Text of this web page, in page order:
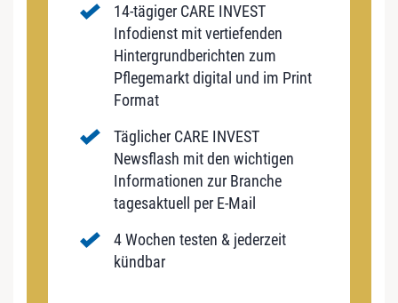
14-tägiger CARE INVEST
Infodienst mit vertiefenden
Hintergrundberichten zum
Pflegemarkt digital und im Print
Format
Täglicher CARE INVEST
Newsflash mit den wichtigen
Informationen zur Branche
tagesaktuell per E-Mail
4 Wochen testen & jederzeit
kündbar